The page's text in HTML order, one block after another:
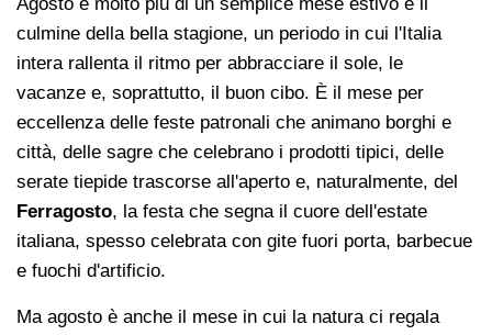
culmine della bella stagione, un periodo in cui l'Italia
intera rallenta il ritmo per abbracciare il sole, le
vacanze e, soprattutto, il buon cibo. È il mese per
eccellenza delle feste patronali che animano borghi e
città, delle sagre che celebrano i prodotti tipici, delle
serate tiepide trascorse all'aperto e, naturalmente, del
Ferragosto, la festa che segna il cuore dell'estate
italiana, spesso celebrata con gite fuori porta, barbecue
e fuochi d'artificio.
Ma agosto è anche il mese in cui la natura ci regala